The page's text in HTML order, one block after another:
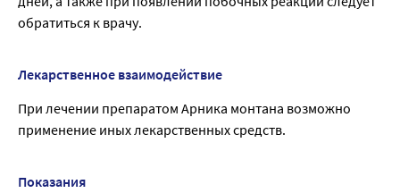
обратиться к врачу.
Лекарственное взаимодействие
При лечении препаратом Арника монтана возможно
применение иных лекарственных средств.
Показания